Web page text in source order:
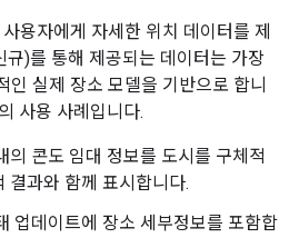
용자에게 자세한 위치 데이터를 제
)를 통해 제공되는 데이터는 가장
인 실제 장소 모델을 기반으로 합니
사용 사례입니다.
의 콘도 임대 정보를 도시를 구체적
결과와 함께 표시합니다.
업데이트에 장소 세부정보를 포함합